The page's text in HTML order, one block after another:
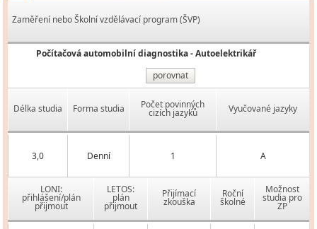
Zaměření nebo Školní vzdělávací program (ŠVP)
Počítačová automobilní diagnostika - Autoelektrikář
porovnat
Délka studia Forma studia Počet povinných
cizích jazyků Vyučované jazyky
3,0 Denní 1 A
LONI:
přihlášení/plán
přijmout
LETOS:
plán
přijmout
Přijímací
zkouška
Roční
školné
Možnost
studia pro
ZP